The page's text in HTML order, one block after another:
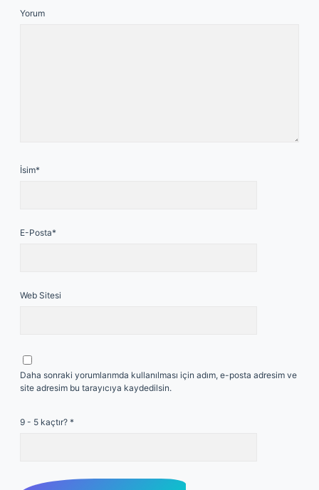
Yorum
İsim*
E-Posta*
Web Sitesi
Daha sonraki yorumlarımda kullanılması için adım, e-posta adresim ve
site adresim bu tarayıcıya kaydedilsin.
9 - 5 kaçtır? *